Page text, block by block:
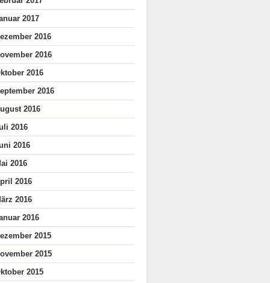
2017
2016
2016
2016
2016
2016
2016
2016
2016
2016
2016
2016
2015
2015
2015